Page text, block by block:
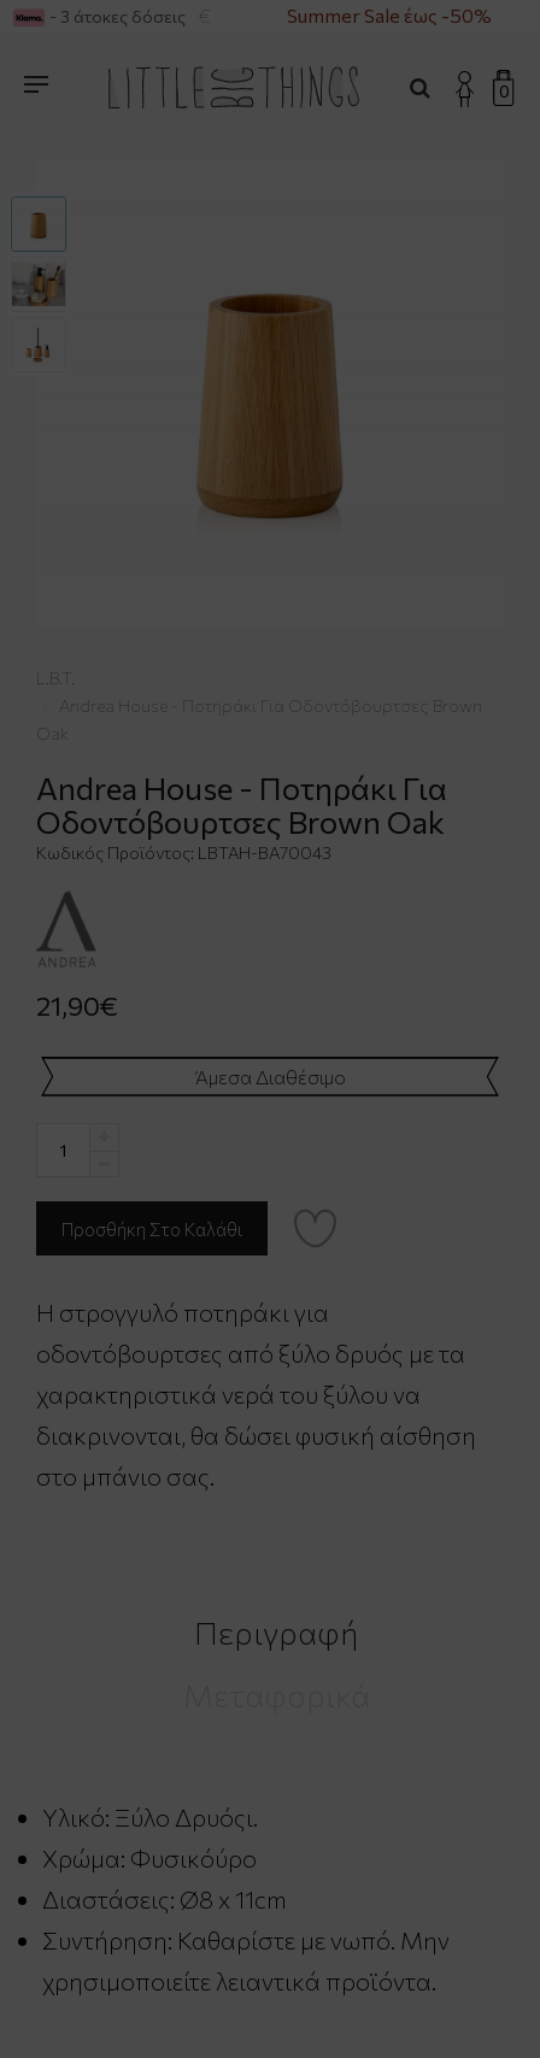
ΑΝΩ ΤΩΝ 49€ Summer Sale έως -50%
- 3 άτοκες δόσεις
0
L.B.T.
Andrea House - Ποτηράκι Για Οδοντόβουρτσες Brown
Oak
Andrea House - Ποτηράκι Για
Οδοντόβουρτσες Brown Oak
Κωδικός Προϊόντος: LBTAH-BA70043
21,90€
Άμεσα Διαθέσιμο
H στρογγυλό ποτηράκι για
οδοντόβουρτσες από ξύλο δρυός με τα
χαρακτηριστικά νερά του ξύλου να
διακρινονται, θα δώσει φυσική αίσθηση
στο μπάνιο σας.
Περιγραφή
Υλικό: Ξύλο Δρυόςι.
Χρώμα: Φυσικόύρο
Διαστάσεις: Ø8 x 11cm
Συντήρηση: Καθαρίστε με νωπό. Μην
χρησιμοποιείτε λειαντικά προϊόντα.